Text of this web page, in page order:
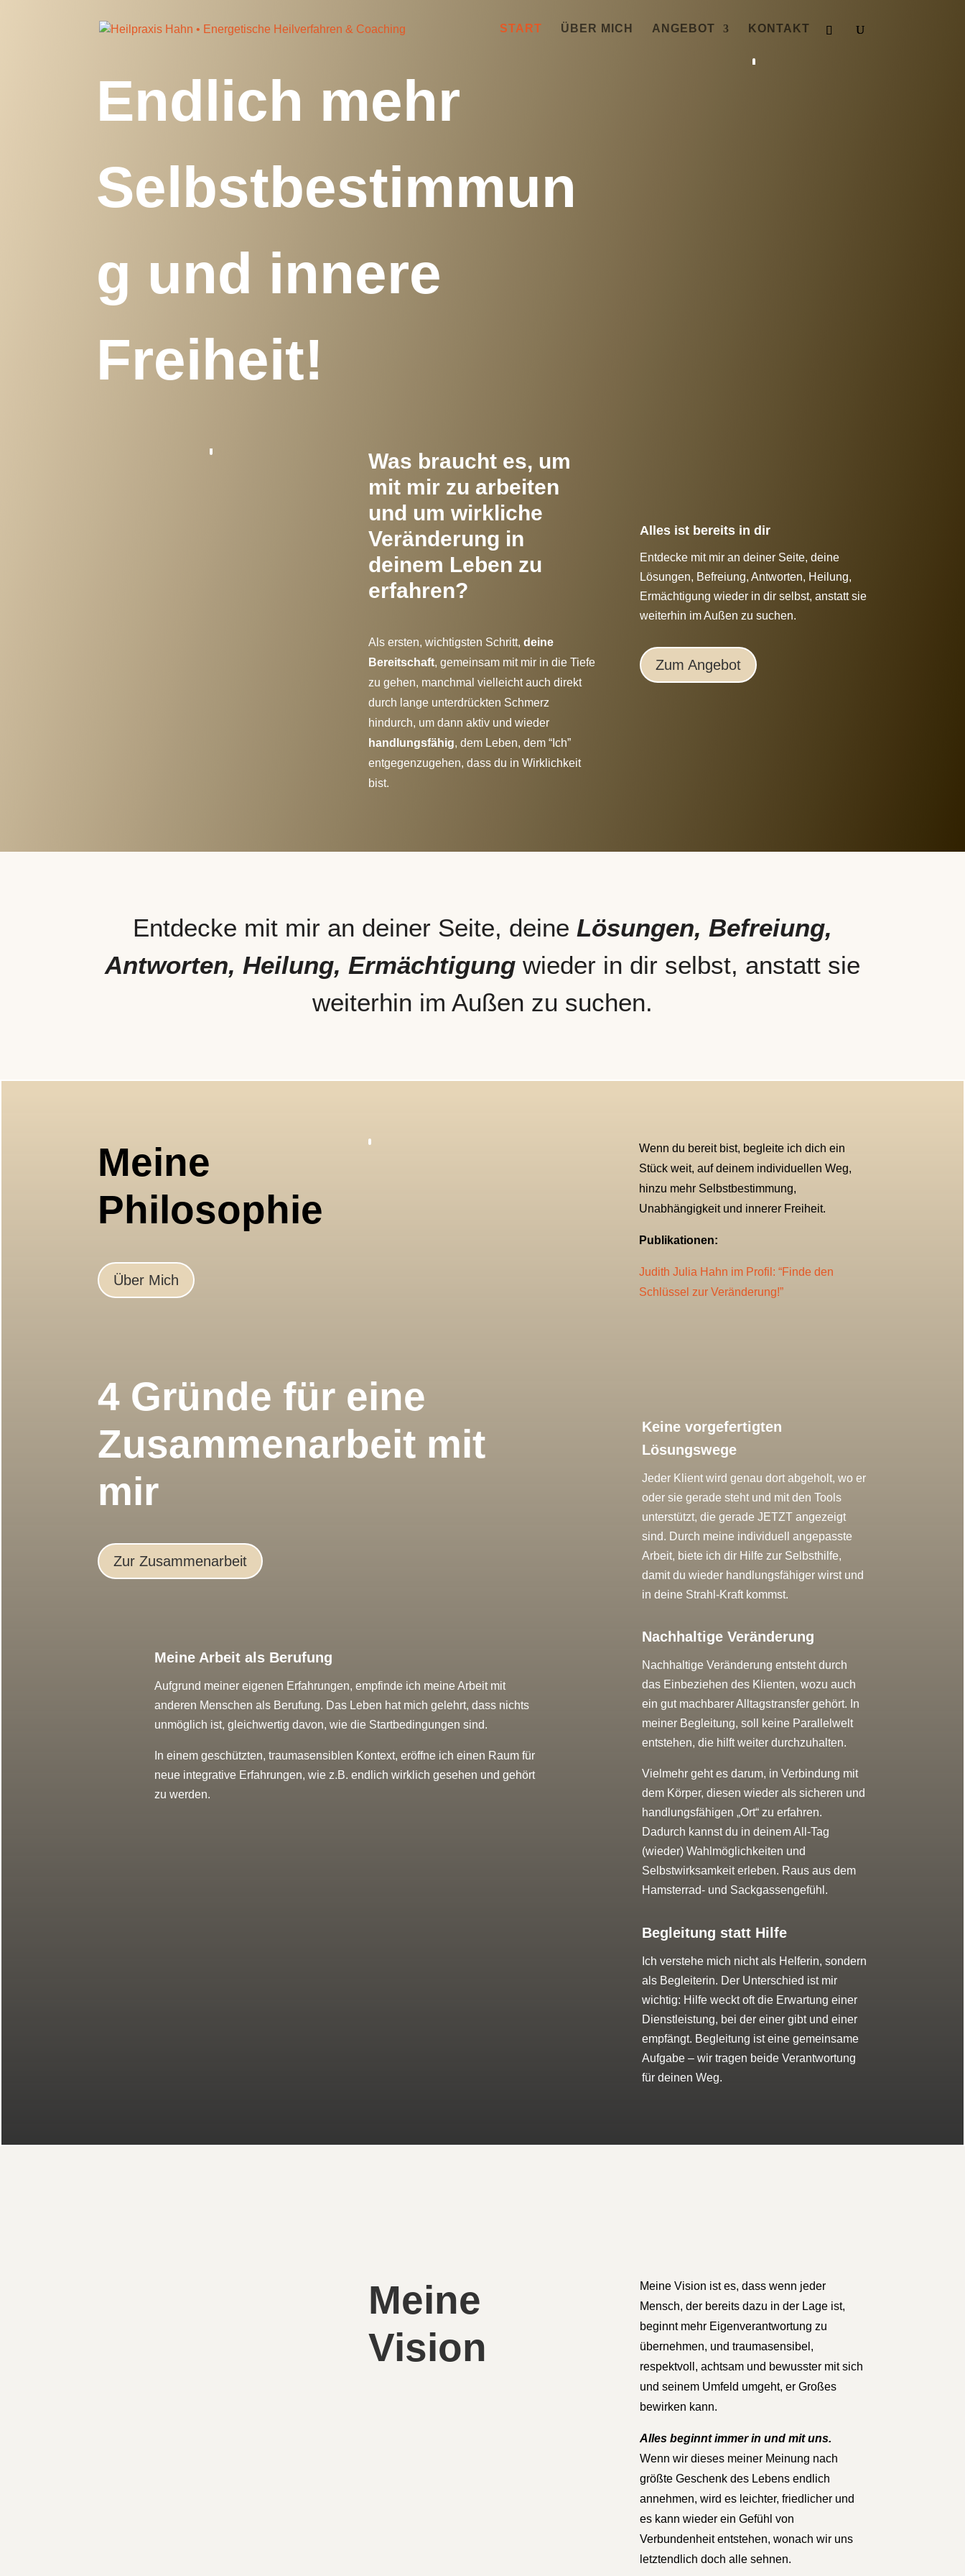
START ÜBER MICH ANGEBOT KONTAKT
Endlich mehr
Selbstbestimmun
g und innere
Freiheit!
Was braucht es, um
mit mir zu arbeiten
und um wirkliche
Veränderung in
deinem Leben zu
erfahren?
Als ersten, wichtigsten Schritt, deine
Bereitschaft, gemeinsam mit mir in die Tiefe
zu gehen, manchmal vielleicht auch direkt
durch lange unterdrückten Schmerz
hindurch, um dann aktiv und wieder
handlungsfähig, dem Leben, dem “Ich”
entgegenzugehen, dass du in Wirklichkeit
bist.
Alles ist bereits in dir
Entdecke mit mir an deiner Seite, deine
Lösungen, Befreiung, Antworten, Heilung,
Ermächtigung wieder in dir selbst, anstatt sie
weiterhin im Außen zu suchen.
Zum Angebot
Entdecke mit mir an deiner Seite, deine Lösungen, Befreiung,
Antworten, Heilung, Ermächtigung wieder in dir selbst, anstatt sie
weiterhin im Außen zu suchen.
Meine
Philosophie
Über Mich
Wenn du bereit bist, begleite ich dich ein
Stück weit, auf deinem individuellen Weg,
hinzu mehr Selbstbestimmung,
Unabhängigkeit und innerer Freiheit.
Publikationen:
Judith Julia Hahn im Profil: “Finde den
Schlüssel zur Veränderung!”
4 Gründe für eine
Zusammenarbeit mit
mir
Zur Zusammenarbeit
Meine Arbeit als Berufung
Aufgrund meiner eigenen Erfahrungen, empfinde ich meine Arbeit mit
anderen Menschen als Berufung. Das Leben hat mich gelehrt, dass nichts
unmöglich ist, gleichwertig davon, wie die Startbedingungen sind.
In einem geschützten, traumasensiblen Kontext, eröffne ich einen Raum für
neue integrative Erfahrungen, wie z.B. endlich wirklich gesehen und gehört
zu werden.
Keine vorgefertigten
Lösungswege
Jeder Klient wird genau dort abgeholt, wo er
oder sie gerade steht und mit den Tools
unterstützt, die gerade JETZT angezeigt
sind. Durch meine individuell angepasste
Arbeit, biete ich dir Hilfe zur Selbsthilfe,
damit du wieder handlungsfähiger wirst und
in deine Strahl-Kraft kommst.
Nachhaltige Veränderung
Nachhaltige Veränderung entsteht durch
das Einbeziehen des Klienten, wozu auch
ein gut machbarer Alltagstransfer gehört. In
meiner Begleitung, soll keine Parallelwelt
entstehen, die hilft weiter durchzuhalten.
Vielmehr geht es darum, in Verbindung mit
dem Körper, diesen wieder als sicheren und
handlungsfähigen „Ort“ zu erfahren.
Dadurch kannst du in deinem All-Tag
(wieder) Wahlmöglichkeiten und
Selbstwirksamkeit erleben. Raus aus dem
Hamsterrad- und Sackgassengefühl.
Begleitung statt Hilfe
Ich verstehe mich nicht als Helferin, sondern
als Begleiterin. Der Unterschied ist mir
wichtig: Hilfe weckt oft die Erwartung einer
Dienstleistung, bei der einer gibt und einer
empfängt. Begleitung ist eine gemeinsame
Aufgabe – wir tragen beide Verantwortung
für deinen Weg.
Meine
Vision
Meine Vision ist es, dass wenn jeder
Mensch, der bereits dazu in der Lage ist,
beginnt mehr Eigenverantwortung zu
übernehmen, und traumasensibel,
respektvoll, achtsam und bewusster mit sich
und seinem Umfeld umgeht, er Großes
bewirken kann.
Alles beginnt immer in und mit uns.
Wenn wir dieses meiner Meinung nach
größte Geschenk des Lebens endlich
annehmen, wird es leichter, friedlicher und
es kann wieder ein Gefühl von
Verbundenheit entstehen, wonach wir uns
letztendlich doch alle sehnen.